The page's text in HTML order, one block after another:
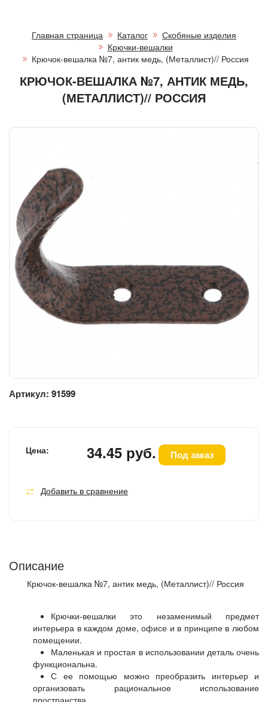
Главная страница Каталог
Скобяные изделия
Крючки-вешалки
Крючок-вешалка №7, антик медь, (Металлист)// Россия
КРЮЧОК-ВЕШАЛКА №7, АНТИК МЕДЬ,
(МЕТАЛЛИСТ)// РОССИЯ
Артикул: 91599
Цена: 34.45 руб. Под заказ
Добавить в сравнение
Описание
Крючок-вешалка №7, антик медь, (Металлист)// Россия
Крючки-вешалки это незаменимый предмет
интерьера в каждом доме, офисе и в принципе в любом
помещении.
Маленькая и простая в использовании деталь очень
функциональна.
С ее помощью можно преобразить интерьер и
организовать рациональное использование